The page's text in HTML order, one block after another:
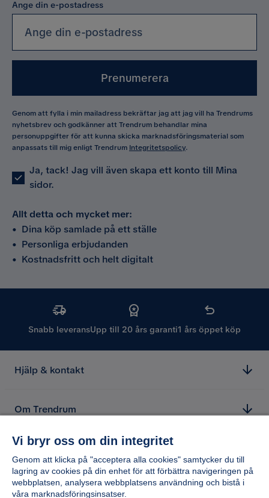
Ange din e-postadress
Prenumerera
Genom att fylla i min mailadress bekräftar jag att jag vill ha Trendrums
nyhetsbrev och godkänner att Trendrum behandlar mina
personuppgifter för att kunna skicka marknadsföringsmaterial som
anpassats till mig enligt Trendrum Integritetspolicy.
Ja, tack! Jag vill även skapa ett konto till Mina
sidor.
Allt detta och mycket mer:
• Dina köp samlade på ett ställe
• Personliga erbjudanden
• Kostnadsfritt och helt digitalt
Snabb leveransUpp till 20 års garanti1 års öppet köp
Hjälp & kontakt
Om Trendrum
Vi bryr oss om din integritet
Genom att klicka på "acceptera alla cookies" samtycker du till
lagring av cookies på din enhet för att förbättra navigeringen på
webbplatsen, analysera webbplatsens användning och bistå i
våra marknadsföringsinsatser.